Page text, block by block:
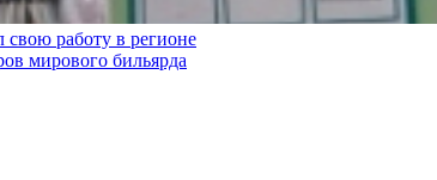
работу в регионе
мирового бильярда